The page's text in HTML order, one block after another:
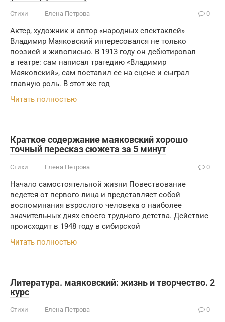
Стихи Елена Петрова 0
Актер, художник и автор «народных спектаклей»
Владимир Маяковский интересовался не только
поэзией и живописью. В 1913 году он дебютировал
в театре: сам написал трагедию «Владимир
Маяковский», сам поставил ее на сцене и сыграл
главную роль. В этот же год
Читать полностью
Краткое содержание маяковский хорошо
точный пересказ сюжета за 5 минут
Стихи Елена Петрова 0
Начало самостоятельной жизни Повествование
ведется от первого лица и представляет собой
воспоминания взрослого человека о наиболее
значительных днях своего трудного детства. Действие
происходит в 1948 году в сибирской
Читать полностью
Литература. маяковский: жизнь и творчество. 2
курс
Стихи Елена Петрова 0